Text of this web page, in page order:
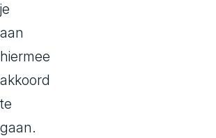
A
ll
e
s
nieuw?
Begin
hier!
je
aan
hiermee
akkoord
te
gaan.